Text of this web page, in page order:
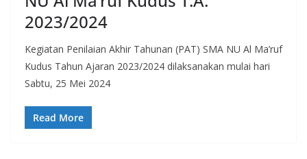
2023/2024
Kegiatan Penilaian Akhir Tahunan (PAT) SMA NU Al Ma’ruf
Kudus Tahun Ajaran 2023/2024 dilaksanakan mulai hari
Sabtu, 25 Mei 2024
Read More